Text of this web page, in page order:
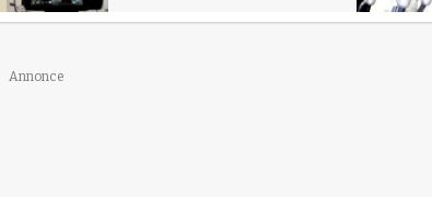
Annonce